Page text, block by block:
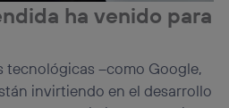
ha venido para
tecnológicas –como Google,
invirtiendo en el desarrollo